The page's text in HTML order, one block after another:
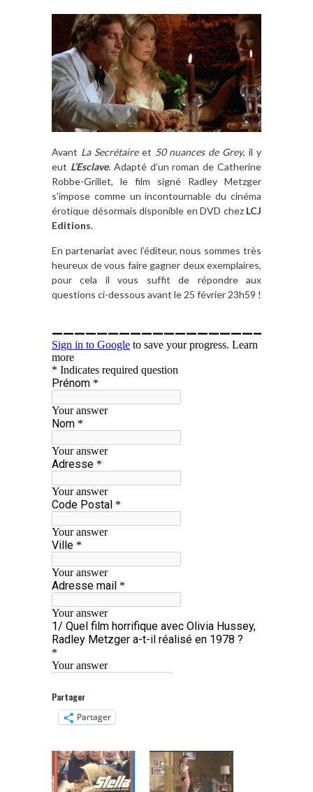
Avant La Secrétaireet 50 nuances de Grey, il y
eut L’Esclave. Adapté d’un roman de Catherine
Robbe-Grillet, le film signé Radley Metzger
s’impose comme un incontournable du cinéma
érotique désormais disponible en DVD chez LCJ
Editions.
En partenariat avec l’éditeur, nous sommes très
heureux de vous faire gagner deux exemplaires,
pour cela il vous suffit de répondre aux
questions ci-dessous avant le 25 février 23h59 !
Partager
Partager